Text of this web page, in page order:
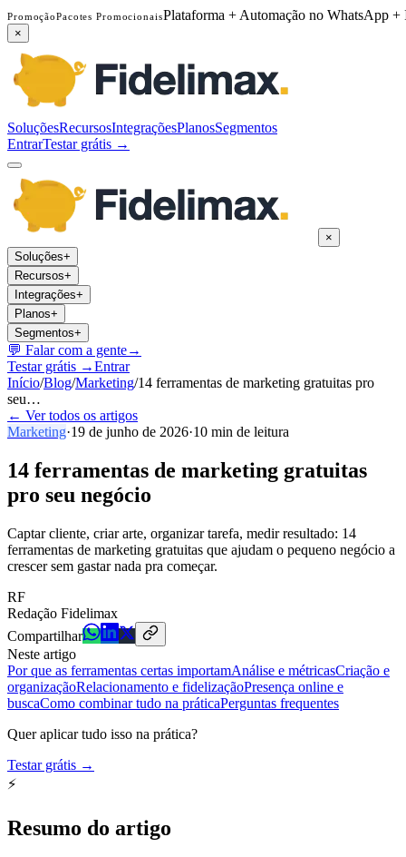
PromoçãoPacotes PromocionaisPlataforma + Automação no WhatsApp
×
SoluçõesRecursosIntegraçõesPlanosSegmentos
EntrarTestar grátis →
×
Soluções+
Recursos+
Integrações+
Planos+
Segmentos+
💬 Falar com a gente→
Testar grátis →Entrar
Início/Blog/Marketing/14 ferramentas de marketing gratuitas pro
seu…
← Ver todos os artigos
Marketing·19 de junho de 2026·10 min de leitura
14 ferramentas de marketing gratuitas
pro seu negócio
Captar cliente, criar arte, organizar tarefa, medir resultado: 14
ferramentas de marketing gratuitas que ajudam o pequeno negócio a
crescer sem gastar nada pra começar.
RF
Redação Fidelimax
Compartilhar
Neste artigo
Por que as ferramentas certas importamAnálise e métricasCriação e
organizaçãoRelacionamento e fidelizaçãoPresença online e
buscaComo combinar tudo na práticaPerguntas frequentes
Quer aplicar tudo isso na prática?
Testar grátis →
⚡
Resumo do artigo